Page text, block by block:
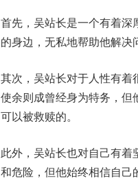
首先，吴站长是一个有着
的身边，无私地帮助他解决
其次，吴站长对于人性有着
使余则成曾经身为特务，
可以被救赎的。
此外，吴站长也对自己有
和危险，但他始终相信自己